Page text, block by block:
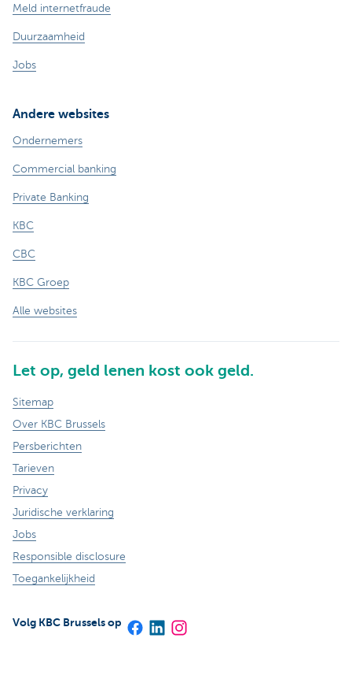
Meld internetfraude
Duurzaamheid
Jobs
Andere websites
Ondernemers
Commercial banking
Private Banking
KBC
CBC
KBC Groep
Alle websites
Let op, geld lenen kost ook geld.
Sitemap
Over KBC Brussels
Persberichten
Tarieven
Privacy
Juridische verklaring
Jobs
Responsible disclosure
Toegankelijkheid
Volg KBC Brussels op